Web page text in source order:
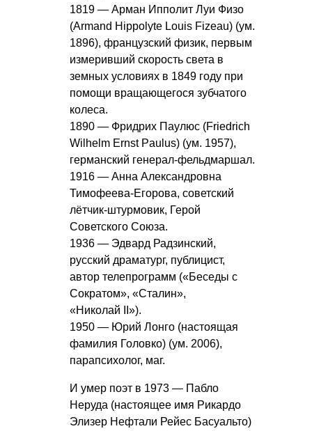
1819 — Арман Ипполит Луи Физо
(Armand Hippolyte Louis Fizeau) (ум.
1896), французский физик, первым
измеривший скорость света в
земных условиях в 1849 году при
помощи вращающегося зубчатого
колеса.
1890 — Фридрих Паулюс (Friedrich
Wilhelm Ernst Paulus) (ум. 1957),
германский генерал-фельдмаршал.
1916 — Анна Александровна
Тимофеева-Егорова, советский
лётчик-штурмовик, Герой
Советского Союза.
1936 — Эдвард Радзинский,
русский драматург, публицист,
автор телепрограмм («Беседы с
Сократом», «Сталин»,
«Николай II»).
1950 — Юрий Лонго (настоящая
фамилия Головко) (ум. 2006),
парапсихолог, маг.
И умер поэт в 1973 — Пабло
Неруда (настоящее имя Рикардо
Элизер Нефтали Рейес Басуальто)